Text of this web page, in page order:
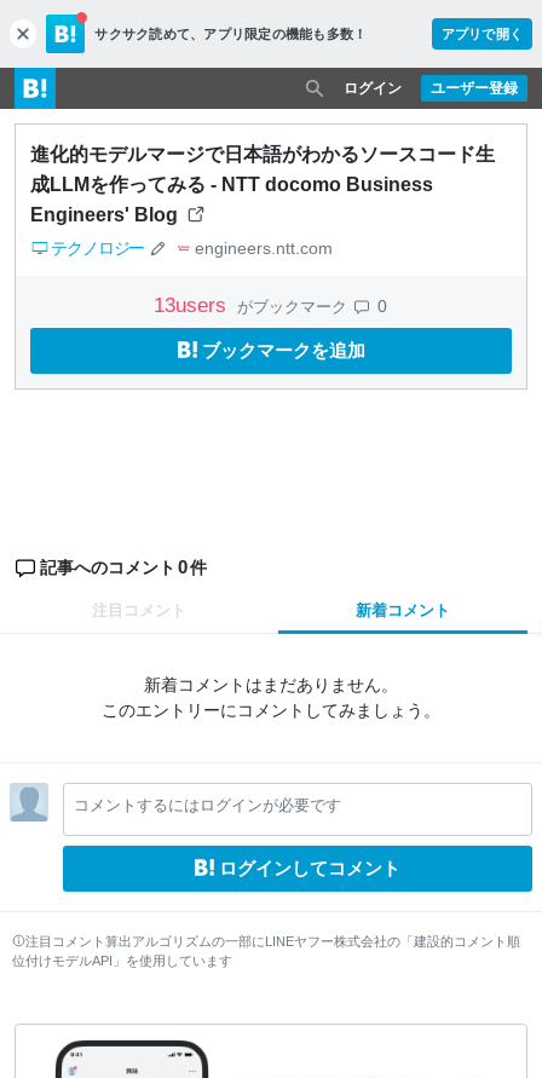
c
l
o
s
e
サクサク読めて、 アプリ限定の機能も多数！ アプリで開く
ユーザー登録
ログイン
進化的モデルマージで日本語がわかるソースコード生
成LLMを作ってみる - NTT docomo Business
Engineers' Blog
テクノロジー engineers.ntt.com
13users がブックマーク 0
ブックマークを追加
記事へのコメント 0件
注目コメント 新着コメント
新着コメントはまだありません。
このエントリーにコメントしてみましょう。
コメントするにはログインが必要です
ログインしてコメント
注目コメント算出アルゴリズムの一部にLINEヤフー株式会社の「建設的コメント順
位付けモデルAPI」を使用しています